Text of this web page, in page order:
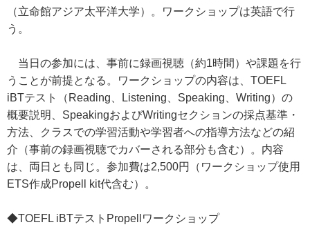
（立命館アジア太平洋大学）。ワークショップは英語で行
う。
当日の参加には、事前に録画視聴（約1時間）や課題を行
うことが前提となる。ワークショップの内容は、TOEFL
iBTテスト（Reading、Listening、Speaking、Writing）の
概要説明、SpeakingおよびWritingセクションの採点基準・
方法、クラスでの学習活動や学習者への指導方法などの紹
介（事前の録画視聴でカバーされる部分も含む）。内容
は、両日とも同じ。参加費は2,500円（ワークショップ使用
ETS作成Propell kit代含む）。
◆TOEFL iBTテストPropellワークショップ